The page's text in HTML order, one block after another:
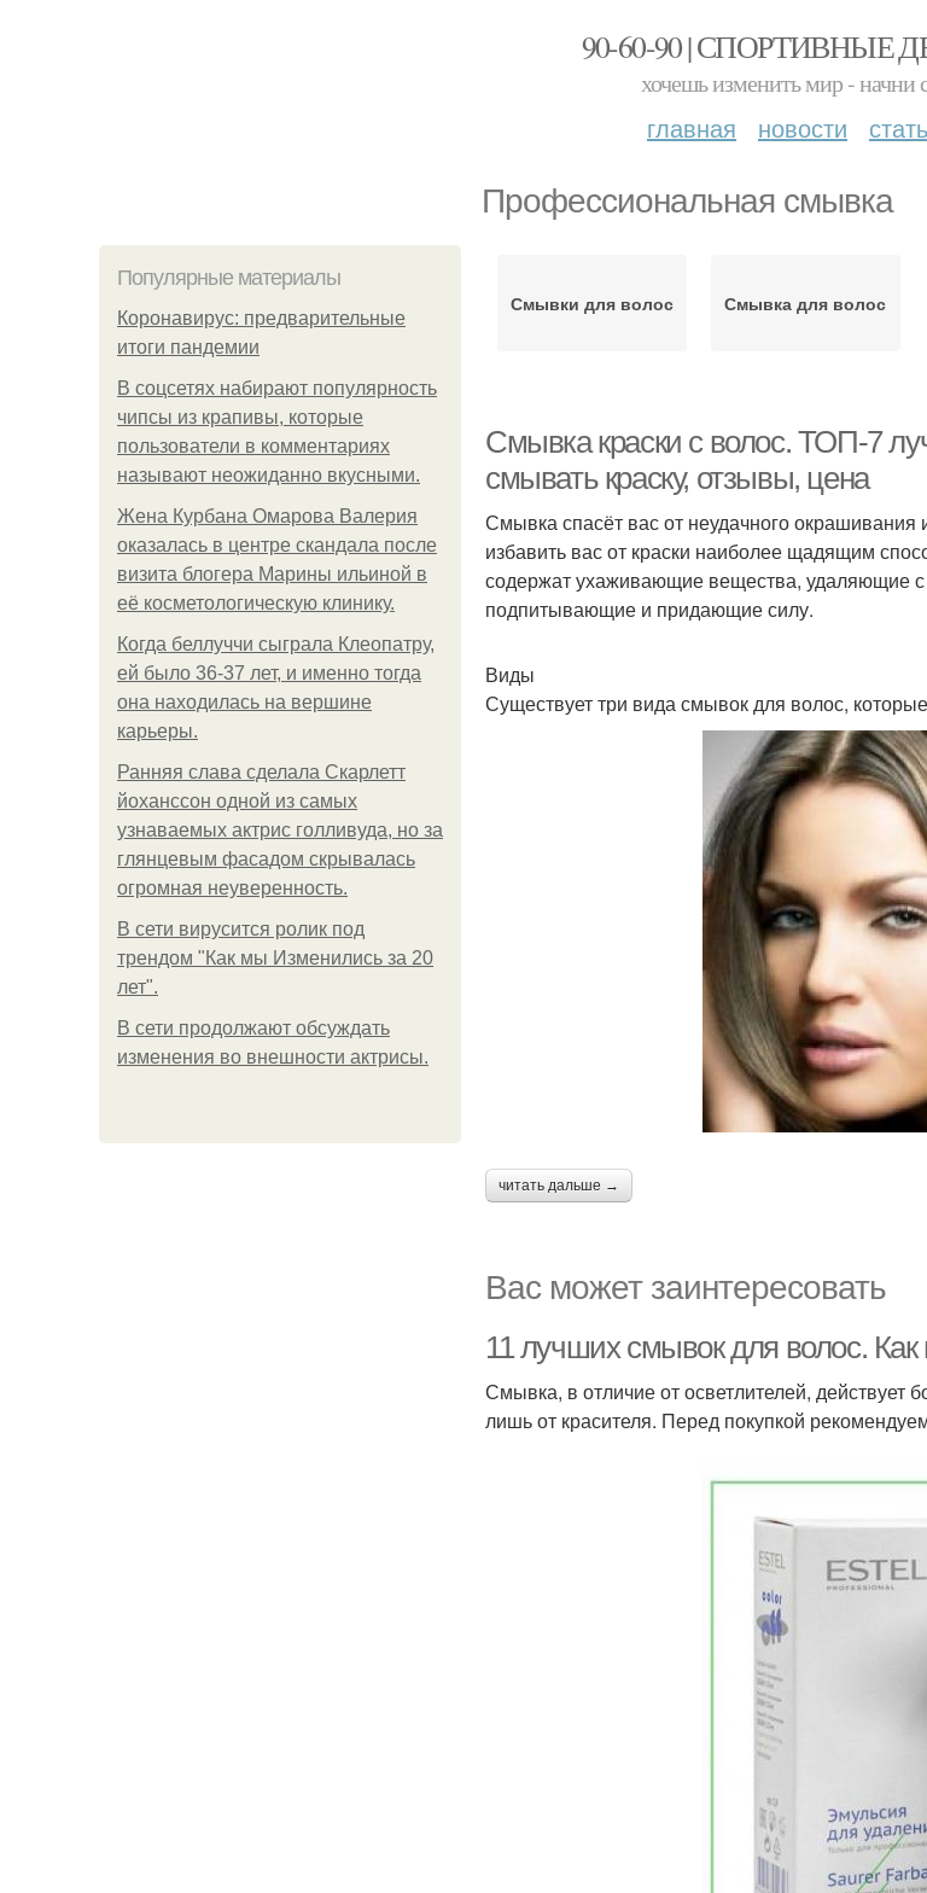
90-60-90 | СПОРТИВНЫЕ
хочешь изменить мир - начни
главная новости
Профессиональная смывка
Популярные материалы
Коронавирус: предварительные
итоги пандемии
В соцсетях набирают популярность
чипсы из крапивы, которые
пользователи в комментариях
называют неожиданно вкусными.
Жена Курбана Омарова Валерия
оказалась в центре скандала после
визита блогера Марины ильиной в
её косметологическую клинику.
Когда беллуччи сыграла Клеопатру,
ей было 36-37 лет, и именно тогда
она находилась на вершине
карьеры.
Ранняя слава сделала Скарлетт
йоханссон одной из самых
узнаваемых актрис голливуда, но за
глянцевым фасадом скрывалась
огромная неуверенность.
В сети вирусится ролик под
трендом "Как мы Изменились за 20
лет".
В сети продолжают обсуждать
изменения во внешности актрисы.
Смывки для волос Смывка для волос
Смывка краски с волос. ТОП-7
смывать краску, отзывы, цена
Смывка спасёт вас от неудачного
избавить вас от краски наиболее щадящим
содержат ухаживающие вещества, удаляющие
подпитывающие и придающие силу.
Виды
Существует три вида смывок для волос,
читать дальше →
Вас может заинтересовать
11 лучших смывок для волос.
Смывка, в отличие от осветлителей, действует
лишь от красителя. Перед покупкой